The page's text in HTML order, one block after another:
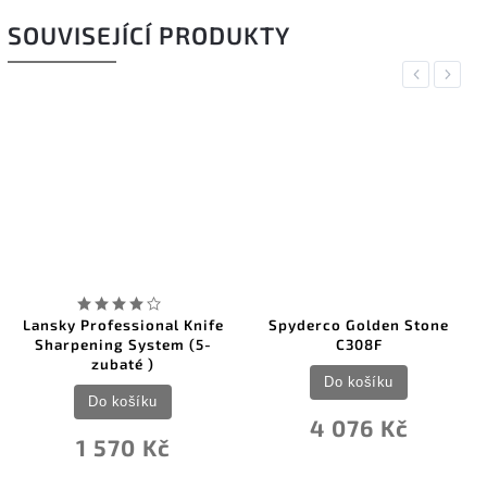
SOUVISEJÍCÍ PRODUKTY
Previous
Lansky Professional Knife
Sharpening System (5-
zubaté )
1 570 Kč
Do košíku
Spyderco Golden Stone
C308F
4 076 Kč
Do košíku
Next